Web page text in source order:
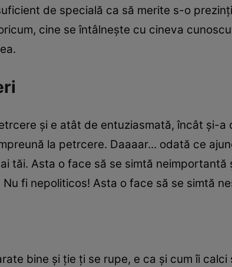
de specială ca să merite s-o
cine se întâlneşte cu cineva
şi e atât de entuziasmată, încât şi-a
la petrcere. Daaaar... odată ce
tăi. Asta o face să se simtă
fi nepoliticos! Asta o face să se simtă
bine şi ţie ţi se rupe, e ca şi cum îi